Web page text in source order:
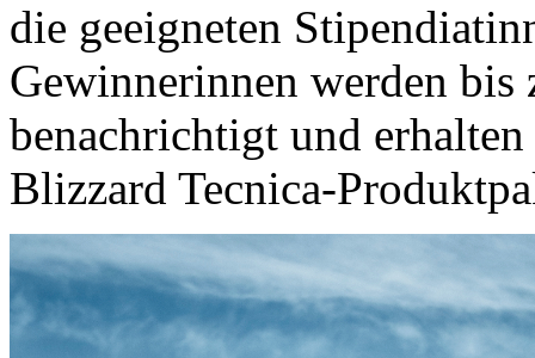
die geeigneten
Gewinnerinnen werden bis
benachrichtigt und
Blizzard Tecnica-